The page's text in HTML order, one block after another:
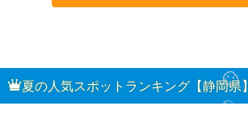
夏の人気スポットランキング【静岡県】